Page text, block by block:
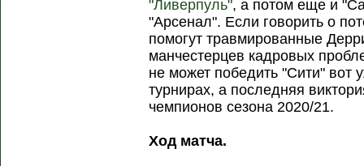
"Ливерпуль", а потом еще и
"Арсенал". Если говорить о
помогут травмированные
манчестерцев кадровых
не может победить "Сити" вот
турнирах, а последняя
чемпионов сезона 2020/21.
Ход матча.